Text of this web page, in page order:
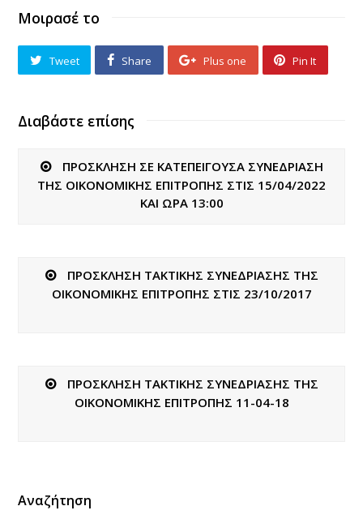
Μοιρασέ το
Tweet Share Plus one Pin It
Διαβάστε επίσης
ΠΡΟΣΚΛΗΣΗ ΣΕ ΚΑΤΕΠΕΙΓΟΥΣΑ ΣΥΝΕΔΡΙΑΣΗ
ΤΗΣ ΟΙΚΟΝΟΜΙΚΗΣ ΕΠΙΤΡΟΠΗΣ ΣΤΙΣ 15/04/2022
ΚΑΙ ΩΡΑ 13:00
ΠΡΟΣΚΛΗΣΗ ΤΑΚΤΙΚΗΣ ΣΥΝΕΔΡΙΑΣΗΣ ΤΗΣ
ΟΙΚΟΝΟΜΙΚΗΣ ΕΠΙΤΡΟΠΗΣ ΣΤΙΣ 23/10/2017
ΠΡΟΣΚΛΗΣΗ ΤΑΚΤΙΚΗΣ ΣΥΝΕΔΡΙΑΣΗΣ ΤΗΣ
ΟΙΚΟΝΟΜΙΚΗΣ ΕΠΙΤΡΟΠΗΣ 11-04-18
Αναζήτηση